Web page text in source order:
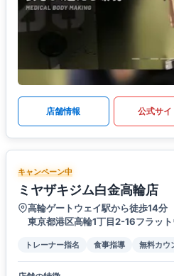
店舗情報 公式サイ
キャンペーン中
ミヤザキジム白金高輪店
高輪ゲートウェイ駅から徒歩14分
東京都港区高輪1丁目2-16フラッ
トレーナー指名 食事指導 無料カウ